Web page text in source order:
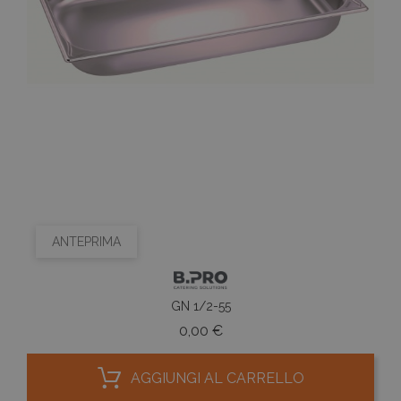
ANTEPRIMA
GN 1/2-55
0,00 €Prezzo
AGGIUNGI AL CARRELLO